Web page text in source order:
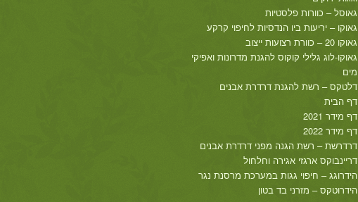
גאוסל – כוורות פלסטיות
גאוקו – יריעות ביו הנדסיות לחיפוי קרקע
גאוקו 20 – כוורת רצועות ייצוב
גאוקו-לוג גלילי קוקוס להגנת מדרונות ואפיקי
מים
דלטקס – רשת להגנת דרדרת אבנים
דף הבית
דף מידר 2021
דף מידר 2022
דרדרשת – רשת הגנה מפני דרדרת אבנים
דריינבוקס ארגזי אגירה וחלחול
הידרוגג – חיפוי גגות במערכת מרסנת נגר
הידרוטקס – מזרני בד בטון